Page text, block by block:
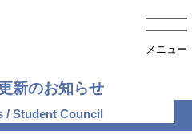
メニュー
新のお知らせ